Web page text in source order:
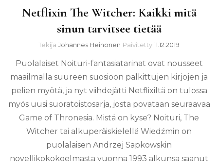
Netflixin The Witcher: Kaikki mitä
sinun tarvitsee tietää
Tekijä Johannes Heinonen Päivitetty11.12.2019
Puolalaiset Noituri-fantasiatarinat ovat nousseet
maailmalla suureen suosioon palkittujen kirjojen ja
pelien myötä, ja nyt viihdejätti Netflixiltä on tulossa
myös uusi suoratoistosarja, josta povataan seuraavaa
Game of Thronesia. Mistä on kyse? Noituri, The
Witcher tai alkuperäiskielellä Wiedźmin on
puolalaisen Andrzej Sapkowskin
novellikokokoelmasta vuonna 1993 alkunsa saanut